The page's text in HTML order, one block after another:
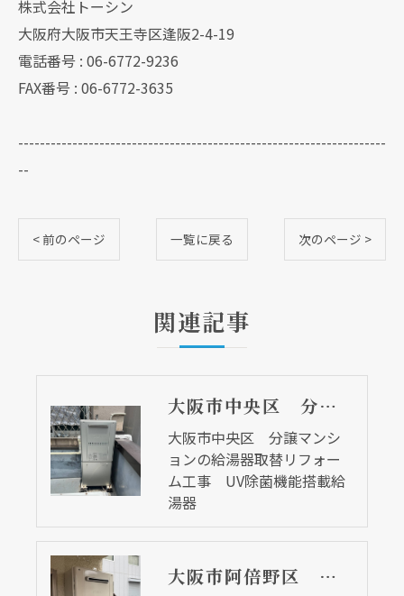
株式会社トーシン
大阪府大阪市天王寺区逢阪2-4-19
電話番号 : 06-6772-9236
FAX番号 : 06-6772-3635
--------------------------------------------------------------------
--
< 前のページ 一覧に戻る 次のページ >
関連記事
大阪市中央区 分譲マンションの給湯器取替リフォーム工事 UV除菌機能搭載給湯器
大阪市中央区 分譲マンシ
ョンの給湯器取替リフォー
ム工事 UV除菌機能搭載給
湯器
大阪市阿倍野区 給湯器の調子が悪くなって・・・